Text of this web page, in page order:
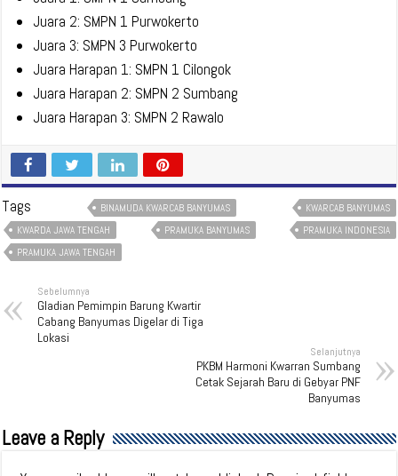
Juara 2: SMPN 1 Purwokerto
Juara 3: SMPN 3 Purwokerto
Juara Harapan 1: SMPN 1 Cilongok
Juara Harapan 2: SMPN 2 Sumbang
Juara Harapan 3: SMPN 2 Rawalo
Tags BINAMUDA KWARCAB BANYUMAS
KWARCAB BANYUMAS
KWARDA JAWA TENGAH
PRAMUKA BANYUMAS
PRAMUKA INDONESIA
PRAMUKA JAWA TENGAH
Sebelumnya
Gladian Pemimpin Barung Kwartir
Cabang Banyumas Digelar di Tiga
Lokasi
Selanjutnya
PKBM Harmoni Kwarran Sumbang
Cetak Sejarah Baru di Gebyar PNF
Banyumas
Leave a Reply